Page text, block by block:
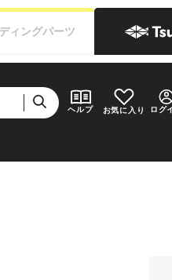
ヘルプ お気に入り ログ
ィングパーツ